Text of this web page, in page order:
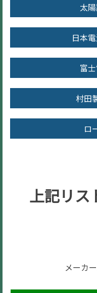
太
日本
富
村田
ロ
上記リス
メーカ